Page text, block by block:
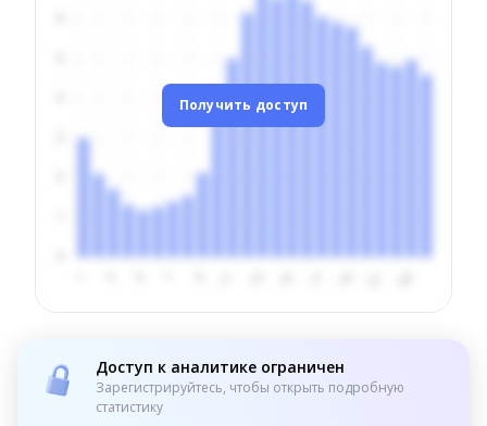
Получить доступ
Доступ к аналитике ограничен
Зарегистрируйтесь, чтобы открыть подробную
статистику